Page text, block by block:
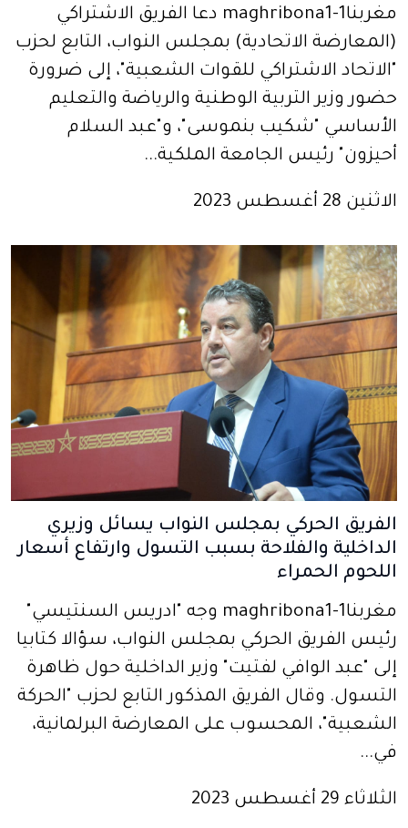
مغربنا1-maghribona1 دعا الفريق الاشتراكي
(المعارضة الاتحادية) بمجلس النواب، التابع لحزب
"الاتحاد الاشتراكي للقوات الشعبية"، إلى ضرورة
حضور وزير التربية الوطنية والرياضة والتعليم
الأساسي "شكيب بنموسى"، و"عبد السلام
أحيزون" رئيس الجامعة الملكية...
الاثنين 28 أغسطس 2023
الفريق الحركي بمجلس النواب يسائل وزيري
الداخلية والفلاحة بسبب التسول وارتفاع أسعار
اللحوم الحمراء
مغربنا1-maghribona1 وجه "ادريس السنتيسي"
رئيس الفريق الحركي بمجلس النواب، سؤالا كتابيا
إلى "عبد الوافي لفتيت" وزير الداخلية حول ظاهرة
التسول. وقال الفريق المذكور التابع لحزب "الحركة
الشعبية"، المحسوب على المعارضة البرلمانية،
في...
الثلاثاء 29 أغسطس 2023